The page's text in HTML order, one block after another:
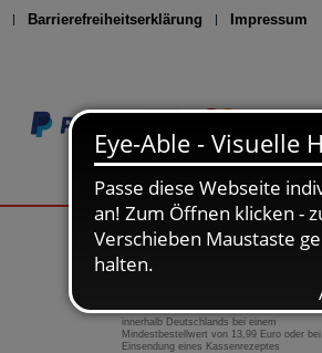
Barrierefreiheitserklärung Impressum
Seite drucken
0800-10 11 422
gebührenfreie Rufnummer
innerhalb Deutschlands bei einem
Mindestbestellwert von 13,99 Euro oder bei
Einsendung eines Kassenrezeptes